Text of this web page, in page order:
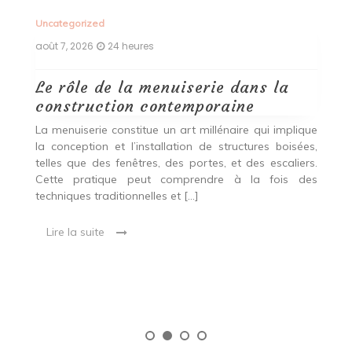
Uncategorized
août 7, 2026 24 heures
Le rôle de la menuiserie dans la
construction contemporaine
La menuiserie constitue un art millénaire qui implique
la conception et l’installation de structures boisées,
telles que des fenêtres, des portes, et des escaliers.
Cette pratique peut comprendre à la fois des
techniques traditionnelles et […]
Lire la suite